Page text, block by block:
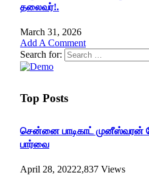
தலைவர்!.
March 31, 2026
Add A Comment
Search for:
Top Posts
சென்னை பாடிகாட் முனீஸ்வரன்
பார்வை
April 28, 20222,837 Views